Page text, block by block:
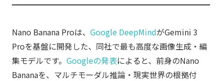
Nano Banana Proは、 Google DeepMindがGemini 3
Proを基盤に開発した、同社で最も高度な画像生成・編
集モデルです。 Googleの発表によると、前身のNano
Bananaを、マルチモーダル推論・現実世界の根拠付